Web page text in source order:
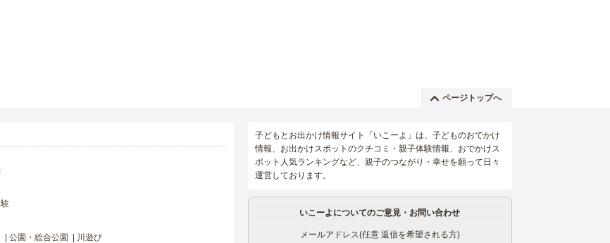
ページトップへ
公園・総合公園 川遊び
子どもとお出かけ情報サイト「いこーよ」は、子どものおでかけ
情報、お出かけスポットのクチコミ・親子体験情報、おでかけス
ポット人気ランキングなど、親子のつながり・幸せを願って日々
運営しております。
いこーよについてのご意見・お問い合わせ
メールアドレス(任意 返信を希望される方)